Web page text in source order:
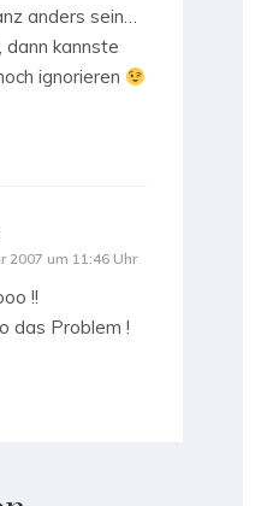
anders sein…
dann kannste
ignorieren
2007 um 11:46 Uhr
!!
das Problem !